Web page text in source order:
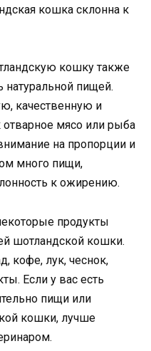
кошка склонна к
кошку также
пищей.
качественную и
мясо или рыба
на пропорции и
много пищи,
к ожирению.
продукты
шотландской кошки.
кофе, лук, чеснок,
Если у вас есть
пищи или
кошки, лучше